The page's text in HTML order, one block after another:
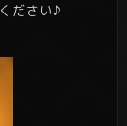
ださい♪